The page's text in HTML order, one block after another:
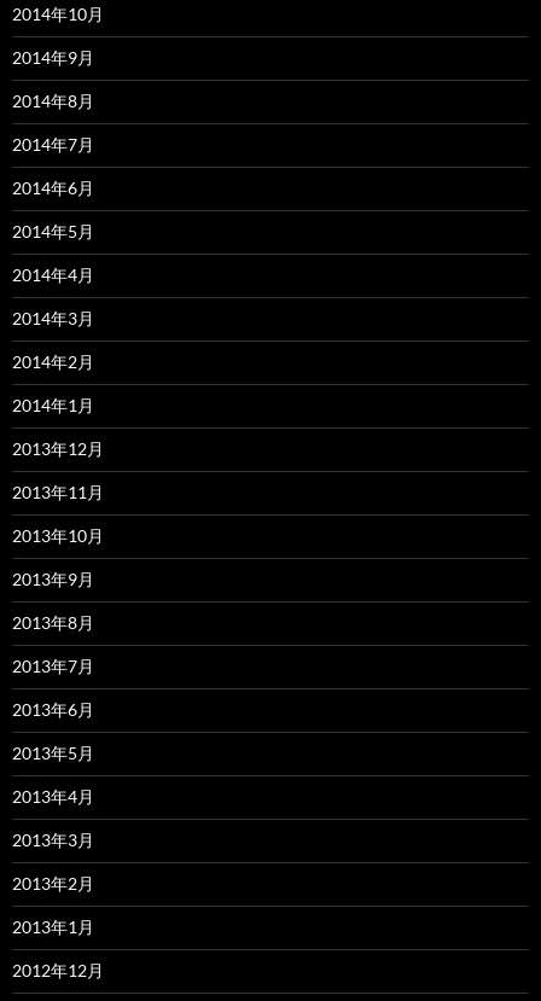
2014年10月
2014年9月
2014年8月
2014年7月
2014年6月
2014年5月
2014年4月
2014年3月
2014年2月
2014年1月
2013年12月
2013年11月
2013年10月
2013年9月
2013年8月
2013年7月
2013年6月
2013年5月
2013年4月
2013年3月
2013年2月
2013年1月
2012年12月